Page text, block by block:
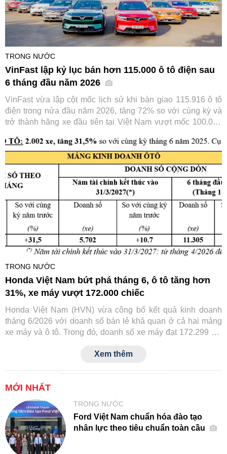
TRONG NƯỚC
VinFast lập kỷ lục bán hơn 115.000 ô tô điện sau
6 tháng đầu năm 2026
VinFast vừa lập cột mốc lịch sử khi bàn giao 115.916 ô tô
điện trong nửa đầu năm 2026, tăng 72% so với cùng kỳ và
trở thành hãng xe đầu tiên tại Việt Nam vượt mốc 100.000
số một của VinFast trên thị trường ô tô trong nước.
TRONG NƯỚC
Honda Việt Nam bứt phá tháng 6, ô tô tăng hơn
31%, xe máy vượt 172.000 chiếc
Honda Việt Nam (HVN) vừa công bố kết quả kinh doanh
tháng 6/2026 với doanh số bán lẻ khả quan ở cả hai mảng
xe máy và ô tô. Trong đó, doanh số xe máy đạt 172.299 xe,
Xem thêm
MỚI NHẤT
TRONG NƯỚC
Ford Việt Nam chuẩn hóa đào tạo
nhân lực theo tiêu chuẩn toàn cầu